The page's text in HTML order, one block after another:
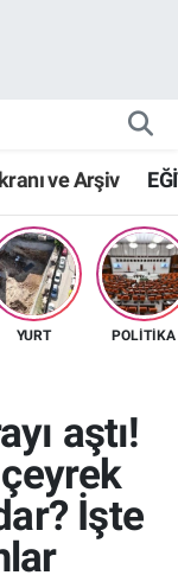
ve Arşiv
YURT POLİTİKA
aştı!
İşte